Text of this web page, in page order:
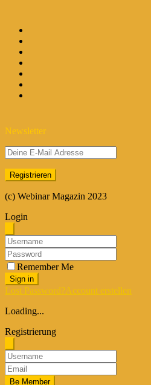
Newsletter
(c) Webinar Magazin 2023
Login
Remember Me
Sign in
Lost Password?Account erstellen
Loading...
Registrierung
Be Member